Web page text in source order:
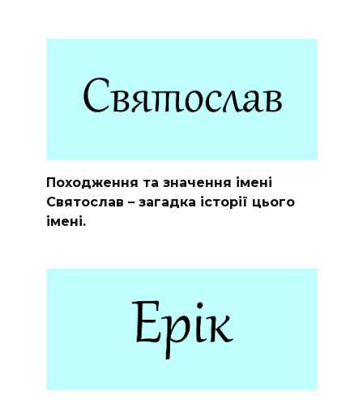
Походження та значення імені
Святослав – загадка історії цього
імені.